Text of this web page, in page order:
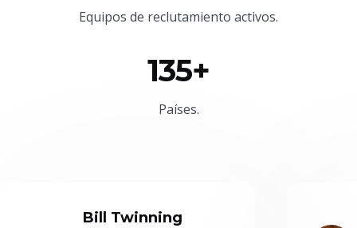
Equipos de reclutamiento activos.
135+
Países.
Bill Twinning